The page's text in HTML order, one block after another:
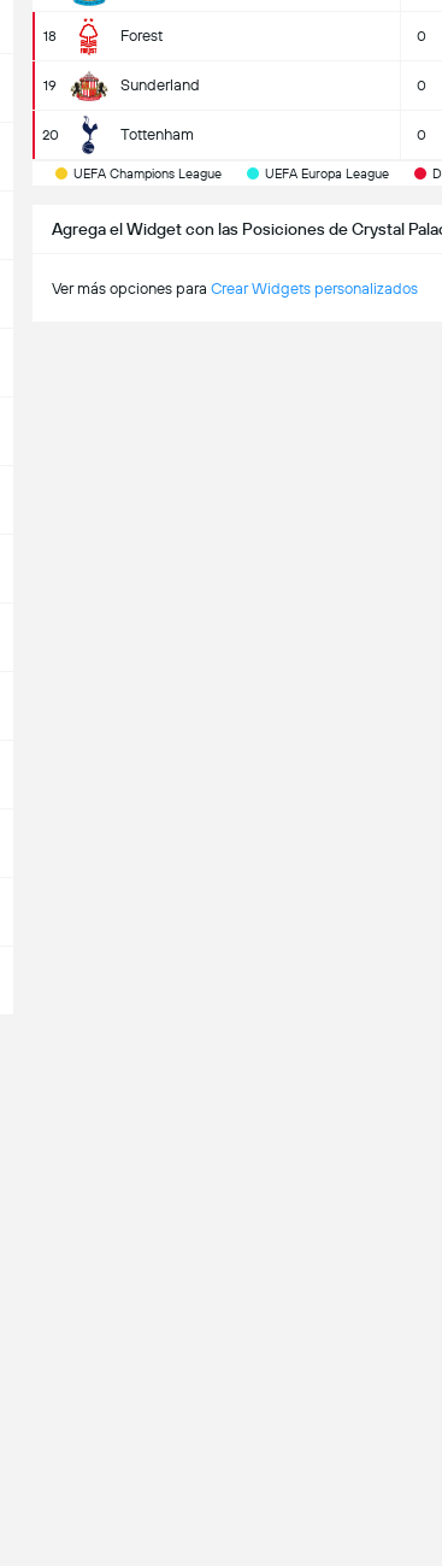
18 Forest 0
19 Sunderland 0
20 Tottenham 0
UEFA Champions League UEFA Europa League
Agrega el Widget con las Posiciones de Crystal
Ver más opciones para Crear Widgets personalizados